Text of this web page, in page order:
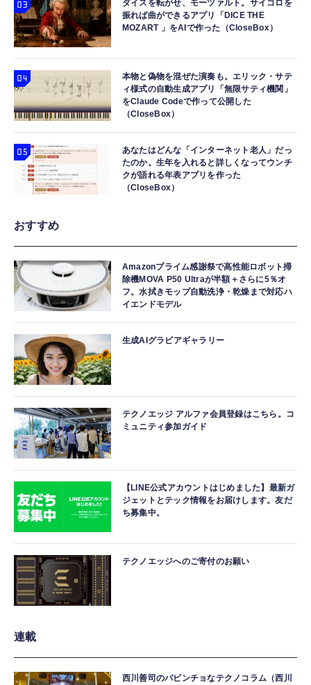
ダイスを転がせ、モーツァルト。サイコロを
振れば曲ができるアプリ「DICE THE
MOZART 」をAIで作った（CloseBox）
本物と偽物を混ぜた演奏も。エリック・サテ
ィ様式の自動生成アプリ「無限サティ機関」
をClaude Codeで作って公開した
（CloseBox）
あなたはどんな「インターネット老人」だっ
たのか。生年を入れると詳しくなってウンチ
クが語れる年表アプリを作った
（CloseBox）
おすすめ
Amazonプライム感謝祭で高性能ロボット掃
除機MOVA P50 Ultraが半額＋さらに5％オ
フ。水拭きモップ自動洗浄・乾燥まで対応ハ
イエンドモデル
生成AIグラビアギャラリー
テクノエッジ アルファ会員登録はこちら。コ
ミュニティ参加ガイド
【LINE公式アカウントはじめました】最新ガ
ジェットとテック情報をお届けします。友だ
ち募集中。
テクノエッジへのご寄付のお願い
連載
西川善司のバビンチョなテクノコラム（西川